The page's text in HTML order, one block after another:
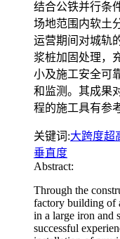
结合公铁并行条
场地范围内软土
运营期间对城轨
浆桩加固处理，
小及施工安全可
和监测。其成果
程的施工具有参
关键词:大跨度超
垂直度
Abstract:
Through the
factory building of
in a large iron and
successful